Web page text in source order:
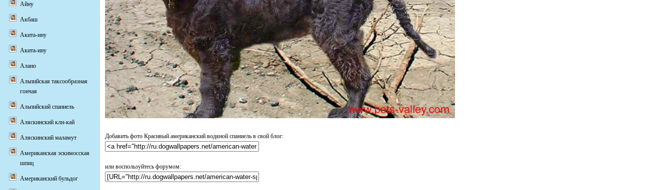
Добавить фото Красивый американский водяной спаниель в свой блог:
или воспользуйтесь форумом:
Айну
Акбаш
Акита-ину
Акита-ину
Алано
Альпийская таксообразная
гончая
Альпийский спаниель
Аляскинский кли-кай
Аляскинский маламут
Американская эскимосская
шпиц
Американский бульдог